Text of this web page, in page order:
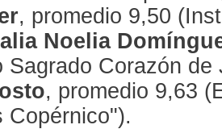
, promedio 9,50
Noelia
Sagrado Corazón de
, promedio 9,63
Copérnico").